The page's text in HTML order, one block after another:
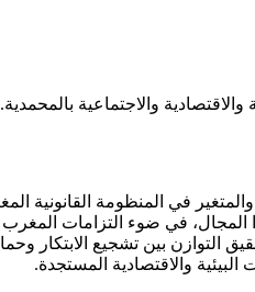
والاقتصادية والاجتماعية بالمحمدية.
في المنظومة القانونية
التوازن بين تشجيع الابتكار
والاقتصادية المستجدة.